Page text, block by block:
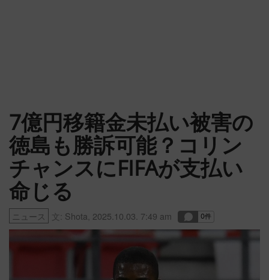
7億円移籍金未払い被害の
徳島も勝訴可能？コリン
チャンスにFIFAが支払い
命じる
ニュース 文: Shota 2025.10.03. 7:49 am